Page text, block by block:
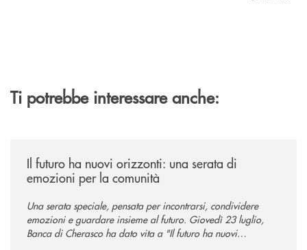
Ti potrebbe interessare anche:
Il futuro ha nuovi orizzonti: una serata di
emozioni per la comunità
Una serata speciale, pensata per incontrarsi, condividere
emozioni e guardare insieme al futuro. Giovedì 23 luglio,
Banca di Cherasco ha dato vita a "Il futuro ha nuovi